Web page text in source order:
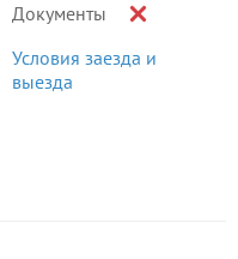
Документы
Условия заезда и
выезда